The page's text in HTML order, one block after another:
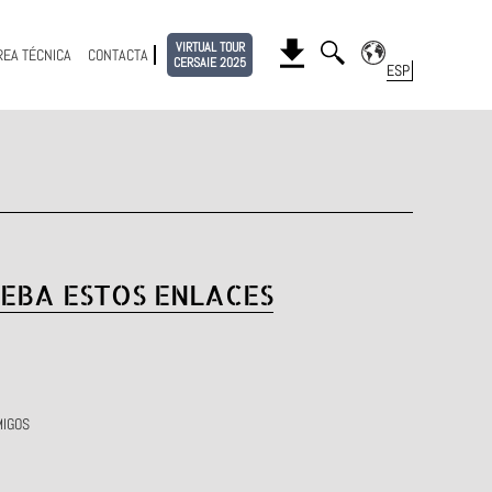
TÉCNICA CONTACTA
VIRTUAL TOUR
CERSAIE 2025
ESTOS ENLACES